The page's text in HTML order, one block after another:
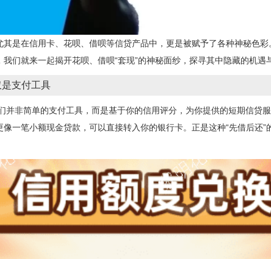
其是在信用卡、花呗、借呗等信贷产品中，更是被赋予了各种神秘色
们就来一起揭开花呗、借呗“套现”的神秘面纱，探寻其中隐藏的机遇
是支付工具
并非简单的支付工具，而是基于你的信用评分，为你提供的短期信贷
一笔小额现金贷款，可以直接转入你的银行卡。正是这种“先借后还”